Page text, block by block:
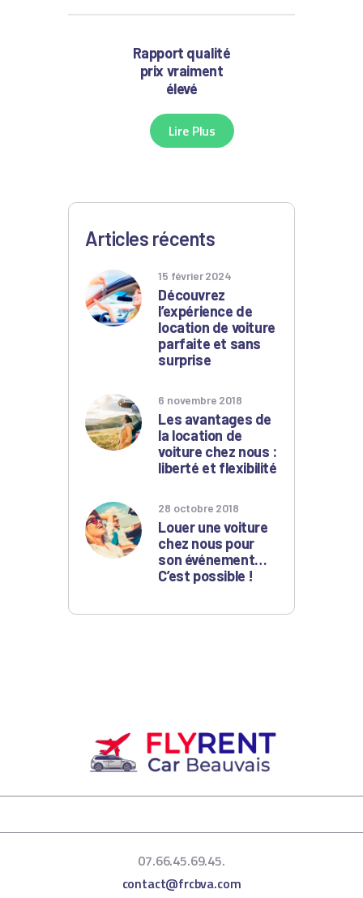
Rapport qualité
prix vraiment
élevé
Lire Plus
Articles récents
15 février 2024
Découvrez
l’expérience de
location de voiture
parfaite et sans
surprise
6 novembre 2018
Les avantages de
la location de
voiture chez nous :
liberté et flexibilité
28 octobre 2018
Louer une voiture
chez nous pour
son événement…
C’est possible !
07.66.45.69.45.
contact@frcbva.com